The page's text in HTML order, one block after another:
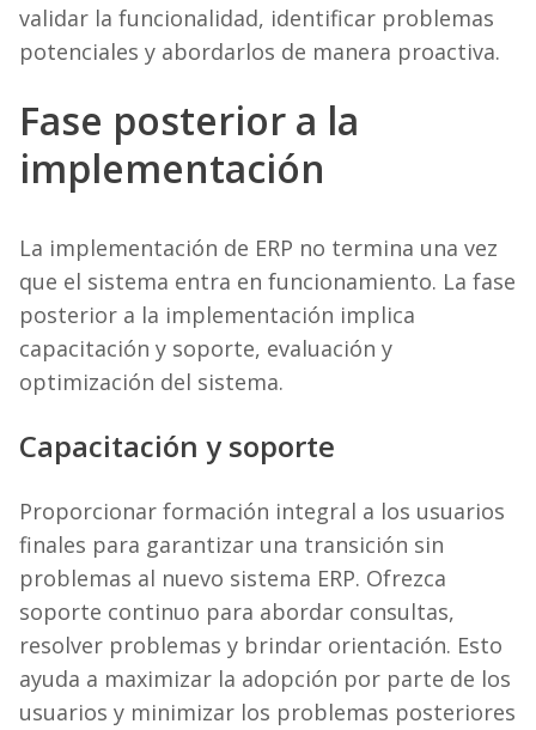
validar la funcionalidad, identificar problemas
potenciales y abordarlos de manera proactiva.
Fase posterior a la
implementación
La implementación de ERP no termina una vez
que el sistema entra en funcionamiento. La fase
posterior a la implementación implica
capacitación y soporte, evaluación y
optimización del sistema.
Capacitación y soporte
Proporcionar formación integral a los usuarios
finales para garantizar una transición sin
problemas al nuevo sistema ERP. Ofrezca
soporte continuo para abordar consultas,
resolver problemas y brindar orientación. Esto
ayuda a maximizar la adopción por parte de los
usuarios y minimizar los problemas posteriores